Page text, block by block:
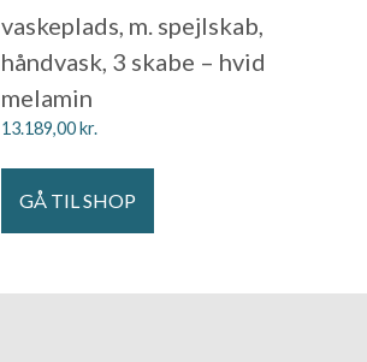
vaskeplads, m. spejlskab,
håndvask, 3 skabe – hvid
melamin
13.189,00kr.
GÅ TIL SHOP